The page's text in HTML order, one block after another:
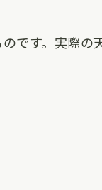
です。実際の